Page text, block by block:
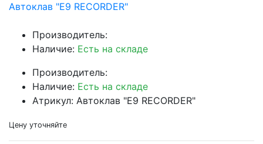
Автоклав "Е9 RECORDER"
Производитель:
Наличие: Есть на складе
Производитель:
Наличие: Есть на складе
Атрикул: Автоклав "Е9 RECORDER"
Цену уточняйте